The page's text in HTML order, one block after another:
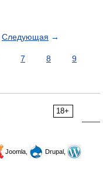
Следующая →
7 8
9
18+
Joomla,
Drupal,